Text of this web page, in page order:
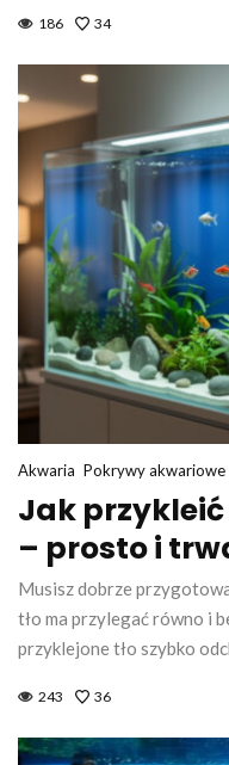
186 34
Akwaria Pokrywy akwariowe
Jak
– prosto i
Musisz dobrze
tło ma przylegać równo i
przyklejone tło szybko
243 36